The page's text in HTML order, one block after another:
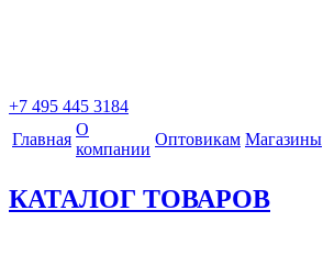
+7 495 445 3184
Главная
О
компании
Оптовикам Магазины
КАТАЛОГ ТОВАРОВ